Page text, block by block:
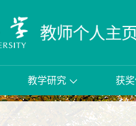
教学研究 获